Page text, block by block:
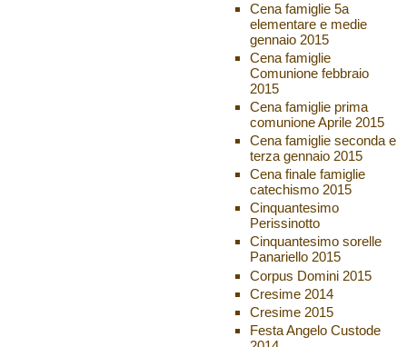
Cena famiglie 5a
elementare e medie
gennaio 2015
Cena famiglie
Comunione febbraio
2015
Cena famiglie prima
comunione Aprile 2015
Cena famiglie seconda e
terza gennaio 2015
Cena finale famiglie
catechismo 2015
Cinquantesimo
Perissinotto
Cinquantesimo sorelle
Panariello 2015
Corpus Domini 2015
Cresime 2014
Cresime 2015
Festa Angelo Custode